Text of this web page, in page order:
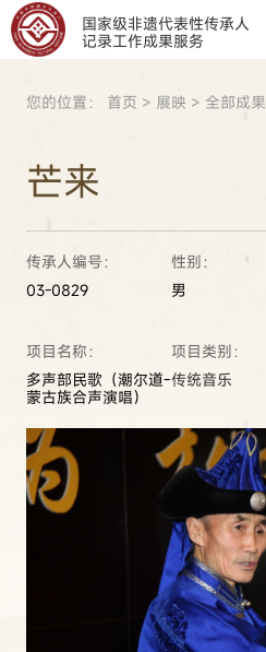
国家级非遗代表性传承人
记录工作成果服务
您的位置： 首页 > 展映 > 全部成果
芒来
传承人编号：
03-0829
性别：
男
项目名称：
多声部民歌（潮尔道-
蒙古族合声演唱）
项目类别：
传统音乐
热搜关键词： 国家图书馆